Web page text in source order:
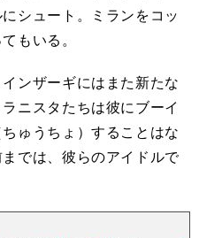
シュート。ミランをコッ
もいる。
ンザーギにはまた新たな
ニスタたちは彼にブーイ
ゅうちょ）することはな
では、彼らのアイドルで